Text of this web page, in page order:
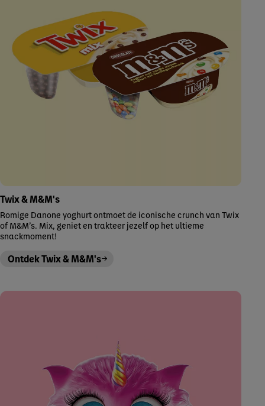
Twix & M&M's
Romige Danone yoghurt ontmoet de iconische crunch van Twix
of M&M’s. Mix, geniet en trakteer jezelf op het ultieme
snackmoment!
Ontdek Twix & M&M's